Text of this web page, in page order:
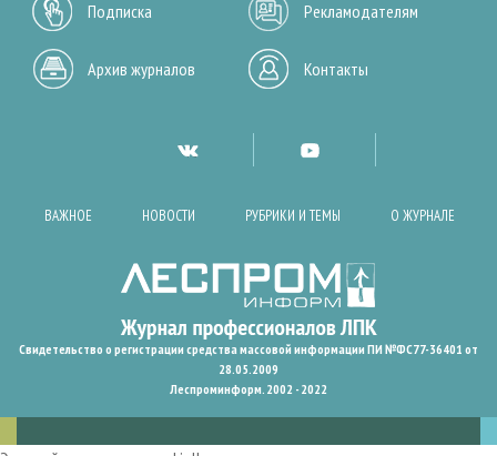
Подписка Рекламодателям
Архив журналов Контакты
ВАЖНОЕ НОВОСТИ РУБРИКИ И ТЕМЫ О ЖУРНАЛЕ
Свидетельство о регистрации средства массовой информации ПИ №ФС77-36401 от
28.05.2009
Леспроминформ. 2002 - 2022